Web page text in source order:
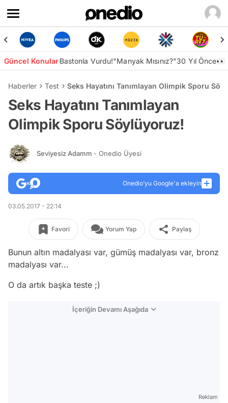
Güncel KonularBastonla Vurdu!"Manyak Mısınız?"30 Yıl Önce👀
Haberler Test Seks Hayatını Tanımlayan Olimpik Sporu
Seks Hayatını Tanımlayan
Olimpik Sporu Söylüyoruz!
Seviyesiz Adamm - Onedio Üyesi
Onedio’yu Google'a ekleyin
03.05.2017 - 22:14
Favori Yorum Yap Paylaş
Bunun altın madalyası var, gümüş madalyası var, bronz
madalyası var...
O da artık başka teste ;)
İçeriğin Devamı Aşağıda
Reklam